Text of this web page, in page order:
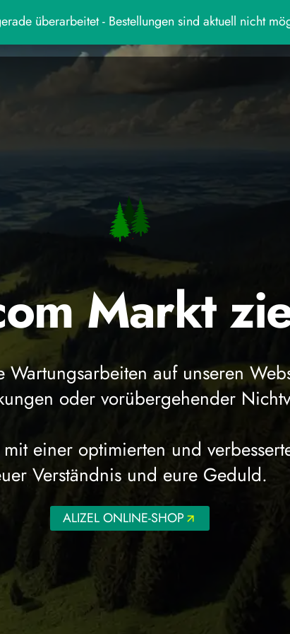
Markt
auf unseren
oder vorübergehender
einer optimierten und
Verständnis und eure Geduld.
ALIZEL ONLINE-SHOP
überarbeitet - Bestellungen sind aktuell nicht